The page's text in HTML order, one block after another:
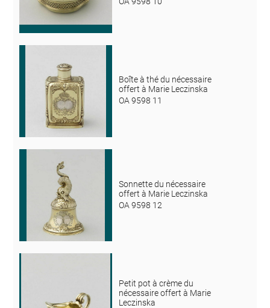
Boîte à thé du nécessaire
offert à Marie Leczinska
OA 9598 11
Sonnette du nécessaire
offert à Marie Leczinska
OA 9598 12
Petit pot à crème du
nécessaire offert à Marie
Leczinska